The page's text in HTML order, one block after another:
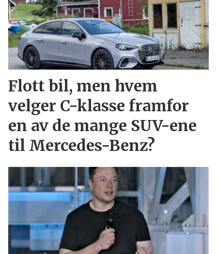
Flott bil, men hvem
velger C-klasse framfor
en av de mange SUV-ene
til Mercedes-Benz?